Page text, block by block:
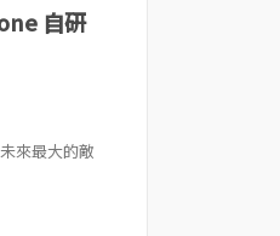
自研
來最大的敵